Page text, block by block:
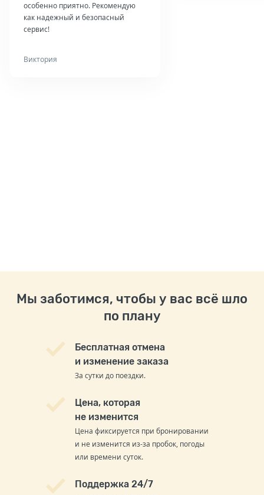
особенно приятно. Рекомендую
как надежный и безопасный
сервис!
Виктория
Мы заботимся, чтобы у вас всё шло
по плану
Бесплатная отмена
и изменение заказа
За сутки до поездки.
Цена, которая
не изменится
Цена фиксируется при бронировании
и не изменится из-за пробок, погоды
или времени суток.
Поддержка 24/7